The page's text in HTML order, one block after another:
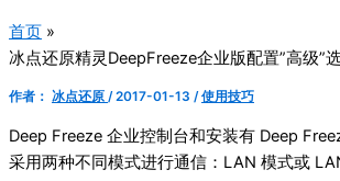
首页
冰点还原精灵DeepFreeze企业版配置”高级”
作者： 冰点还原 /2017-01-13 /使用技巧
Deep Freeze 企业控制台和安装有 Deep
采用两种不同模式进行通信：LAN 模式或